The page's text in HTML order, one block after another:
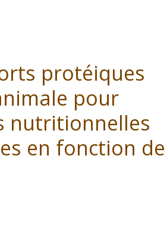
protéiques
pour
nutritionnelles
en fonction de